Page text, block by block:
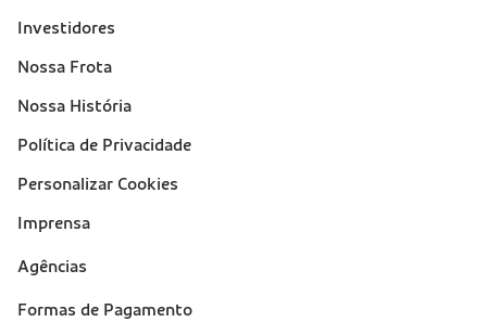
Investidores
Nossa Frota
Nossa História
Política de Privacidade
Personalizar Cookies
Imprensa
Suporte
Agências
Formas de Pagamento